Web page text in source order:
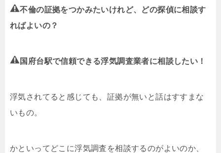
不倫の証拠をつかみたいけれど、どの探偵に相談す
ればよいの？
国府台駅で信頼できる浮気調査業者に相談したい！
浮気されてると感じても、証拠が無いと話はすすまな
いもの。
かといってどこに浮気調査を相談するのがよいのか、